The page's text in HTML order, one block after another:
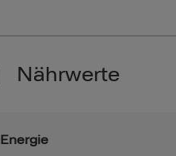
Nährwerte
Energie